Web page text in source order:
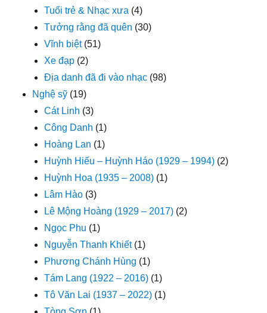
Tuổi trẻ & Nhạc xưa (4)
Tưởng rằng đã quên (30)
Vĩnh biệt(51)
Xe đạp (2)
Địa danh đã đi vào nhạc (98)
Nghệ sỹ (19)
Cát Linh (3)
Công Danh (1)
Hoàng Lan (1)
Huỳnh Hiếu – Huỳnh Háo (1929 – 1994) (2)
Huỳnh Hoa (1935 – 2008) (1)
Lâm Hào (3)
Lê Mộng Hoàng (1929 – 2017) (2)
Ngọc Phu (1)
Nguyễn Thanh Khiết(1)
Phương Chánh Hùng (1)
Tám Lang (1922 – 2016) (1)
Tô Văn Lai (1937 – 2022) (1)